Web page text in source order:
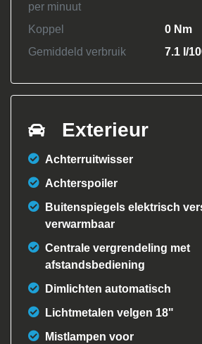
per minuut
Koppel
0 Nm
Gemiddeld verbruik
7.1 l/
Exterieur
Achterruitwisser
Achterspoiler
Buitenspiegels elektrisch
verwarmbaar
Centrale vergrendeling met
afstandsbediening
Dimlichten automatisch
Lichtmetalen velgen 18"
Mistlampen voor